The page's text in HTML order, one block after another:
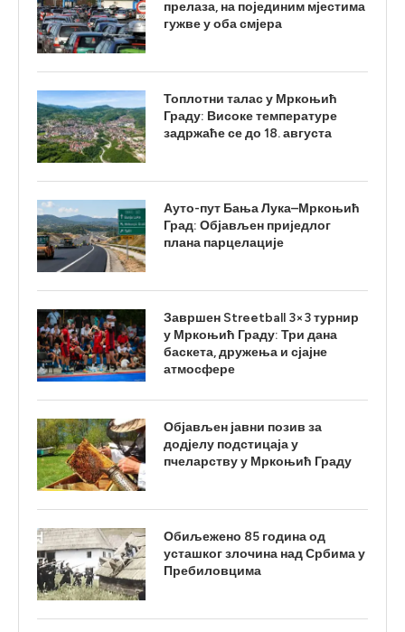
прелаза, на појединим мјестима
гужве у оба смјера
Топлотни талас у Мркоњић
Граду: Високе температуре
задржаће се до 18. августа
Ауто-пут Бања Лука–Мркоњић
Град: Објављен приједлог
плана парцелације
Завршен Streetball 3×3 турнир
у Мркоњић Граду: Три дана
баскета, дружења и сјајне
атмосфере
Објављен јавни позив за
додјелу подстицаја у
пчеларству у Мркоњић Граду
Обиљежено 85 година од
усташког злочина над Србима у
Пребиловцима